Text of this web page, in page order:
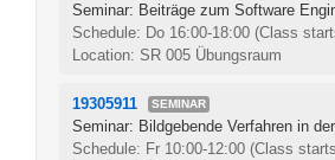
Seminar: Beiträge zum Software
Schedule: Do 16:00-18:00 (Class
Location: SR 005 Übungsraum
19305911 SEMINAR
Seminar: Bildgebende Verfahren in
Schedule: Fr 10:00-12:00 (Class